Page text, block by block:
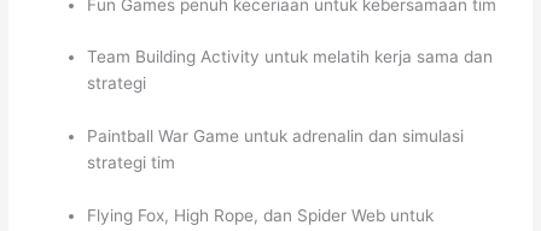
Fun Games penuh keceriaan untuk kebersamaan tim
Team Building Activity untuk melatih kerja sama dan
strategi
Paintball War Game untuk adrenalin dan simulasi
strategi tim
Flying Fox, High Rope, dan Spider Web untuk